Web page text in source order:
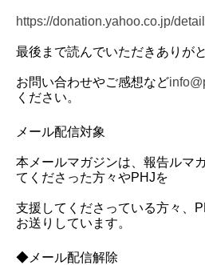
https://donation.yahoo.co.jp/
最後まで読んでいただきありが
お問い合わせやご感想など
ください。
メール配信対象
本メールマガジンは、報告ルマ
てくださった方々やPHJを
支援してくださっている方々、
お送りしています。
◆メール配信解除